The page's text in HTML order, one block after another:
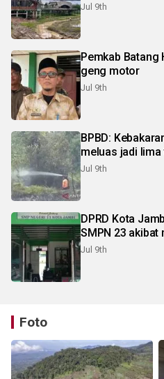
Jul 9th
Pemkab Batang
geng motor
Jul 9th
BPBD:
meluas jadi lima
Jul 9th
DPRD Kota
SMPN 23
Jul 9th
Foto